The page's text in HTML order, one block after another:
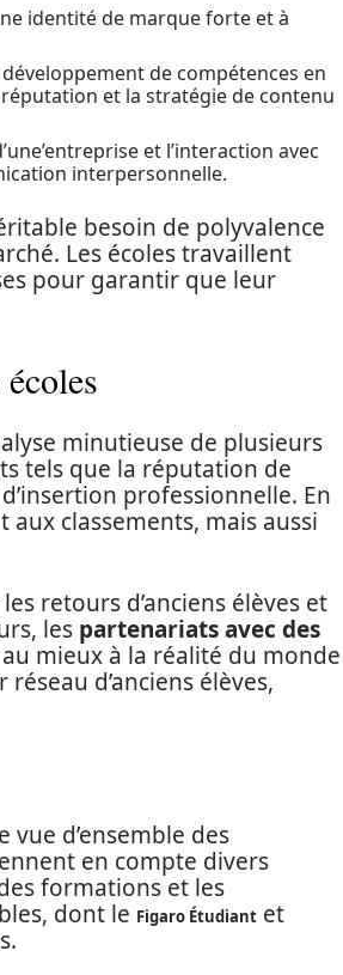
identité de marque forte et à
de compétences en
et la stratégie de contenu
et l’interaction avec
interpersonnelle.
besoin de polyvalence
Les écoles travaillent
pour garantir que leur
minutieuse de plusieurs
tels que la réputation de
professionnelle. En
aux classements, mais aussi
retours d’anciens élèves et
les partenariats avec des
mieux à la réalité du monde
d’anciens élèves,
d’ensemble des
en compte divers
formations et les
dont le Figaro Étudiant et